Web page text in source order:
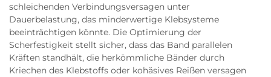
schleichenden Verbindungsversagen unter
Dauerbelastung, das minderwertige Klebsysteme
beeinträchtigen könnte. Die Optimierung der
Scherfestigkeit stellt sicher, dass das Band parallelen
Kräften standhält, die herkömmliche Bänder durch
Kriechen des Klebstoffs oder kohäsives Reißen versagen